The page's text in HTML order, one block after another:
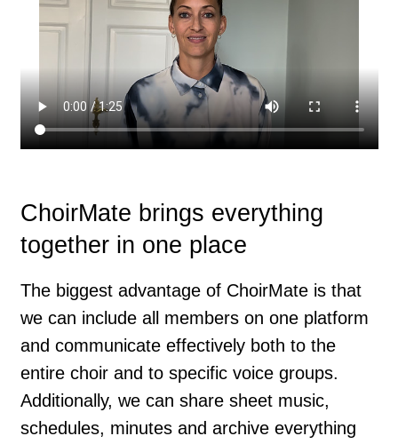
ChoirMate brings everything
together in one place
The biggest advantage of ChoirMate is that
we can include all members on one platform
and communicate effectively both to the
entire choir and to specific voice groups.
Additionally, we can share sheet music,
schedules, minutes and archive everything